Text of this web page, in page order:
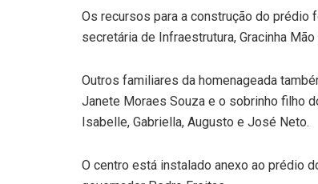
Os recursos para a construção do
secretária de Infraestrutura, Gracinha
Outros familiares da homenageada
Janete Moraes Souza e o sobrinho filho
Isabelle, Gabriella, Augusto e José Neto.
O centro está instalado anexo ao prédio